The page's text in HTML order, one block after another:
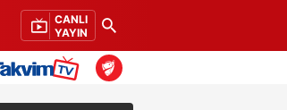
CANLI
YAYIN